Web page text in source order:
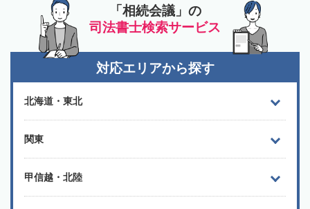
「相続会議」の
司法書士検索サービス
対応エリアから探す
北海道・東北
関東
甲信越・北陸